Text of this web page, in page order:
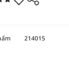
214015